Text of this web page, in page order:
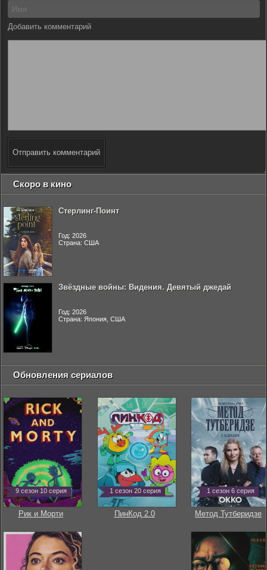
Добавить комментарий
Отправить комментарий
Скоро в кино
Стерлинг-Поинт
Год: 2026
Страна: США
Звёздные войны: Видения. Девятый джедай
Год: 2026
Страна: Япония, США
Обновления сериалов
9 сезон 10 серия
Рик и Морти
1 сезон 20 серия
ПинКод 2.0
1 сезон 6 серия
Метод Тутберидзе